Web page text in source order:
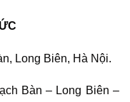
Long Biên, Hà Nội.
Bàn – Long Biên –